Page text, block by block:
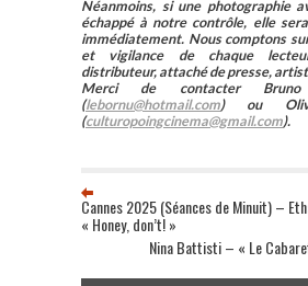
Néanmoins, si une photographie
échappé à notre contrôle, elle
immédiatement. Nous comptons
et vigilance de chaque
distributeur, attaché de presse,
Merci de contacter Bruno
(lebornu@hotmail.com) ou
(culturopoingcinema@gmail.com).
Cannes 2025 (Séances de Minuit) –
« Honey, don’t! »
Nina Battisti – « Le